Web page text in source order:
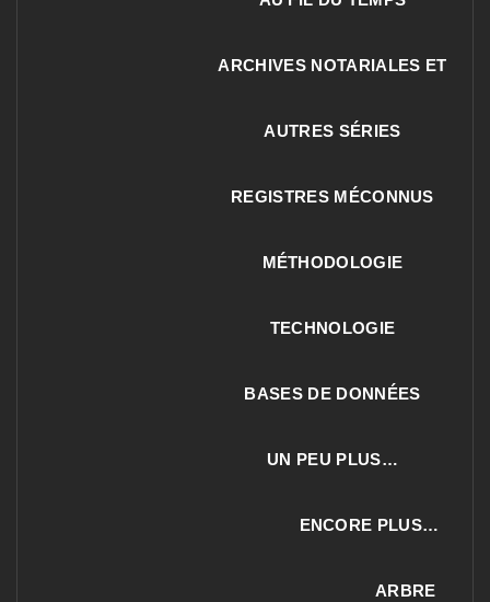
ARCHIVES NOTARIALES ET
AUTRES SÉRIES
REGISTRES MÉCONNUS
MÉTHODOLOGIE
TECHNOLOGIE
BASES DE DONNÉES
UN PEU PLUS…
ENCORE PLUS…
ARBRE